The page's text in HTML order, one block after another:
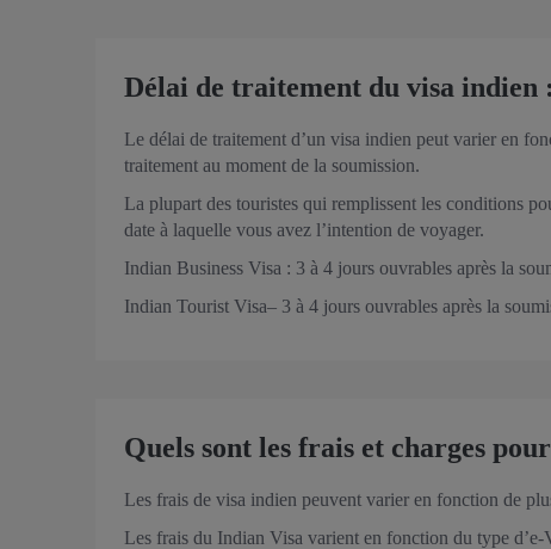
Délai de traitement du visa indien :
Le délai de traitement d’un visa indien peut varier en
traitement au moment de la soumission.
La plupart des touristes qui remplissent les conditions
date à laquelle vous avez l’intention de voyager.
Indian Business Visa : 3 à 4 jours ouvrables après la
Indian Tourist Visa– 3 à 4 jours ouvrables après la
Quels sont les frais et charges
Les frais de visa indien peuvent varier en fonction de
Les frais du Indian Visa varient en fonction du type d’e-